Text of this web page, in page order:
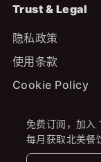
Trust & Legal
隐私政策
使用条款
Cookie Policy
免费订阅，加
每月获取北美餐